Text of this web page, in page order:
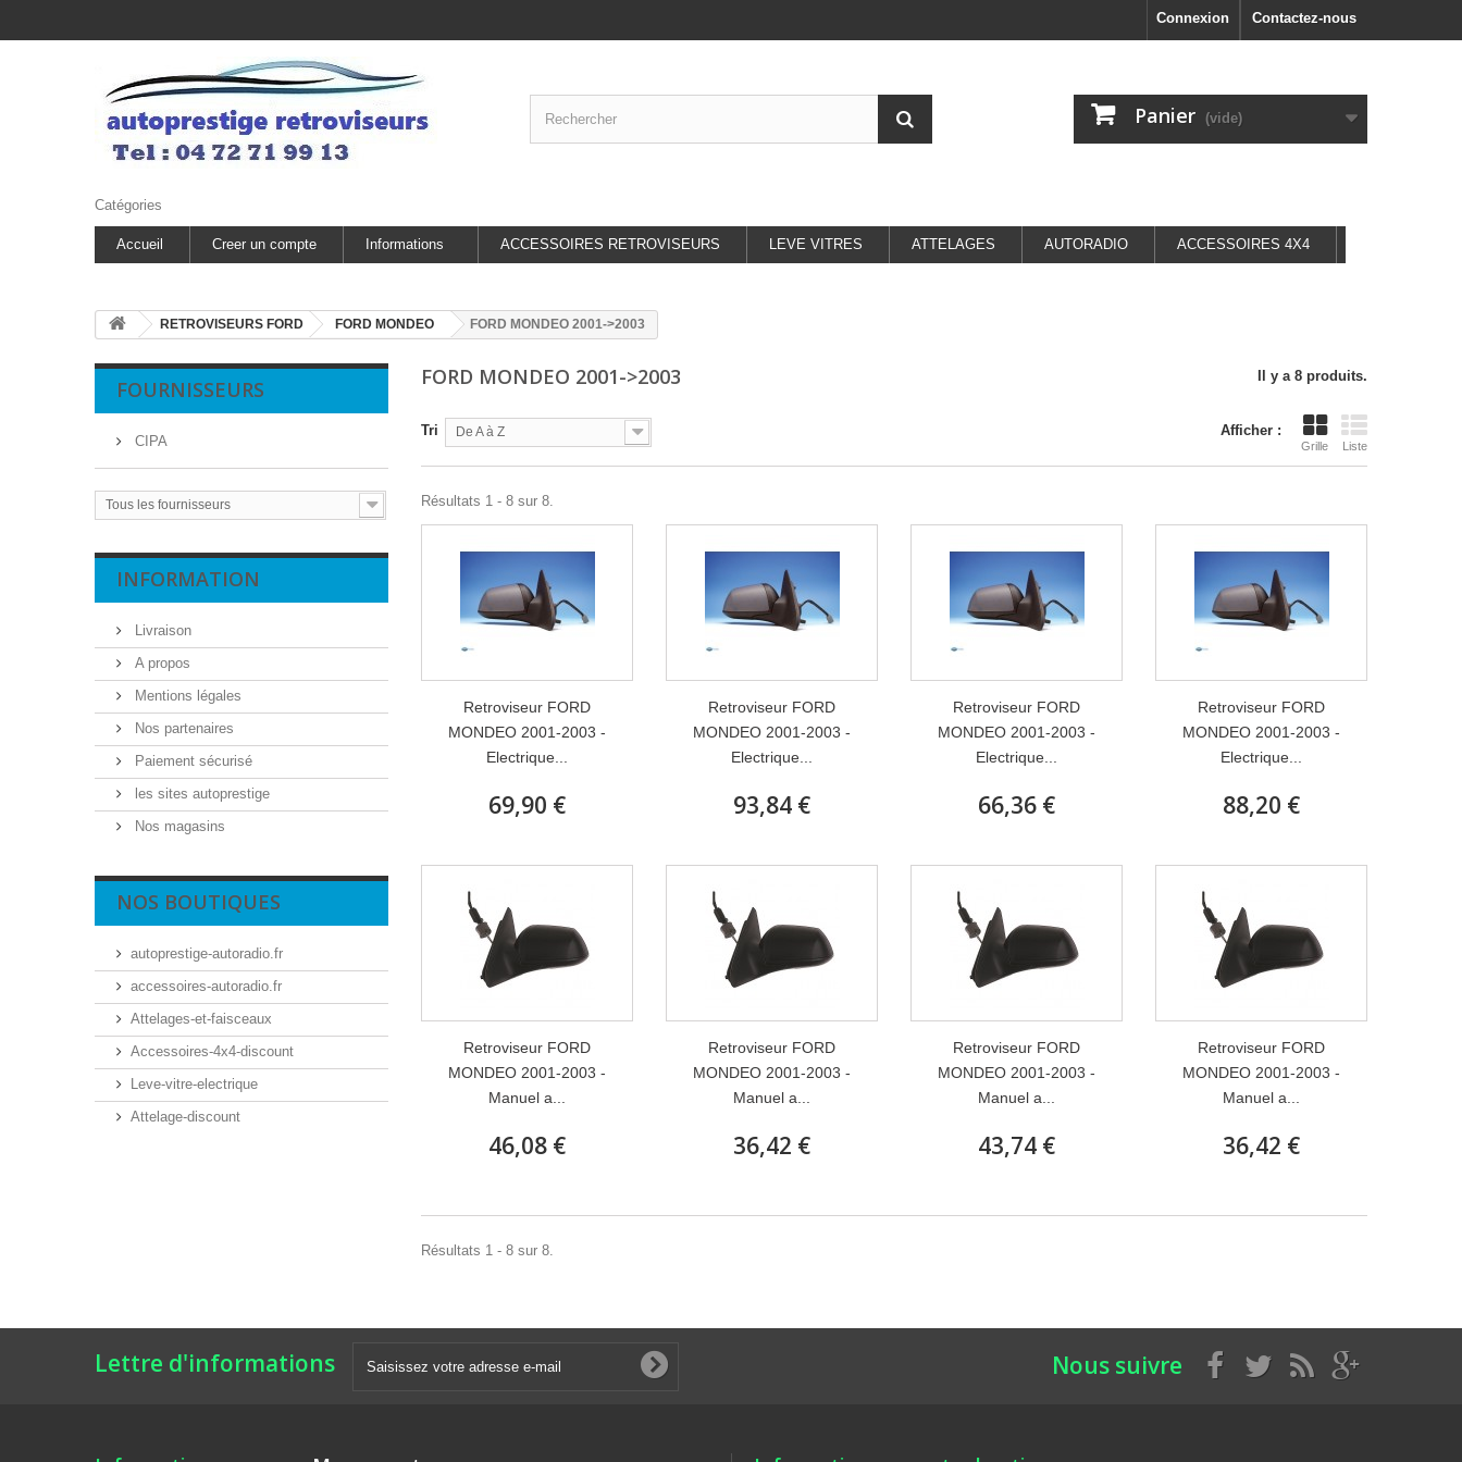
Contactez-nous
Connexion
Panier (vide)
Catégories
Accueil Creer un compte Informations ACCESSOIRES RETROVISEURS LEVE VITRES ATTELAGES AUTORADIO ACCESSOIRES 4X4
RETROVISEURS FORD FORD MONDEO FORD MONDEO 2001->2003
FOURNISSEURS
CIPA
Tous les fournisseurs
INFORMATION
Livraison
A propos
Mentions légales
Nos partenaires
Paiement sécurisé
les sites autoprestige
Nos magasins
NOS BOUTIQUES
autoprestige-autoradio.fr
accessoires-autoradio.fr
Attelages-et-faisceaux
Accessoires-4x4-discount
Leve-vitre-electrique
Attelage-discount
FORD MONDEO 2001->2003 Il y a 8 produits.
Afficher :
Grille Liste
Tri De A à Z
Résultats 1 - 8 sur 8.
Retroviseur FORD
MONDEO 2001-2003 -
Electrique...
69,90 €
Retroviseur FORD
MONDEO 2001-2003 -
Electrique...
93,84 €
Retroviseur FORD
MONDEO 2001-2003 -
Electrique...
66,36 €
Retroviseur FORD
MONDEO 2001-2003 -
Electrique...
88,20 €
Retroviseur FORD
MONDEO 2001-2003 -
Manuel a...
46,08 €
Retroviseur FORD
MONDEO 2001-2003 -
Manuel a...
36,42 €
Retroviseur FORD
MONDEO 2001-2003 -
Manuel a...
43,74 €
Retroviseur FORD
MONDEO 2001-2003 -
Manuel a...
36,42 €
Résultats 1 - 8 sur 8.
Lettre d'informations Nous suivre